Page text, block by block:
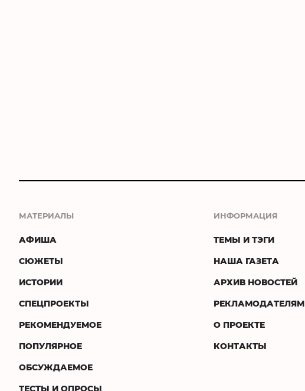
МАТЕРИАЛЫ
АФИША
СЮЖЕТЫ
ИСТОРИИ
СПЕЦПРОЕКТЫ
РЕКОМЕНДУЕМОЕ
ПОПУЛЯРНОЕ
ОБСУЖДАЕМОЕ
ТЕСТЫ И ОПРОСЫ
ИНФОРМАЦИЯ
ТЕМЫ И ТЭГИ
НАША ГАЗЕТА
АРХИВ НОВОСТЕЙ
РЕКЛАМОДАТЕЛЯМ
О ПРОЕКТЕ
КОНТАКТЫ